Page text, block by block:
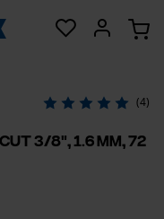
(4)
3/8", 1.6 mm, 72